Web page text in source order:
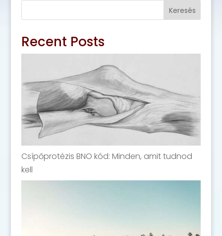
Keresés
Recent Posts
Csípőprotézis BNO kód: Minden, amit tudnod
kell